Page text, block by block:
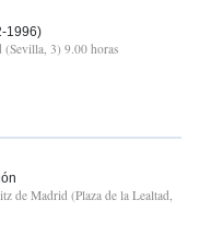
1996)
(Sevilla, 3) 9.00 horas
de Madrid (Plaza de la Lealtad,